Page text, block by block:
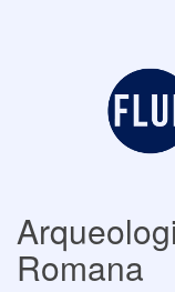
Romana